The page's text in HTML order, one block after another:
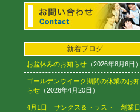
新着ブログ
お盆休みのお知らせ （2026年8月6日）
ゴールデンウイーク期間の休業のお知
らせ （2026年4月20日）
4月1日 サンクス＆トラスト 創業日